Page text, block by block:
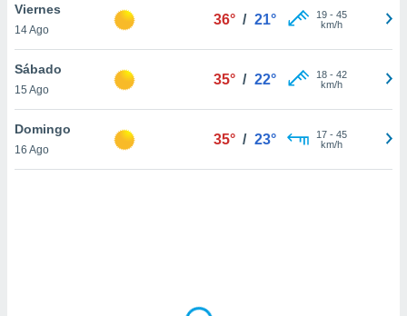
sean
el sitio
ni para
o
Viernes
14 Ago
36° / 21° 19- 45
km/h
Sábado
15 Ago
35° / 22° 18- 42
km/h
Domingo
16 Ago
35° / 23° 17- 45
km/h